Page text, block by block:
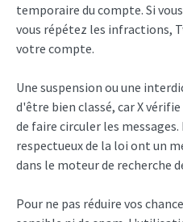
temporaire du compte. Si
vous répétez les infractions,
votre compte.
Une suspension ou une
d'être bien classé, car X
de faire circuler les
respectueux de la loi ont un
dans le moteur de recherche
Pour ne pas réduire vos